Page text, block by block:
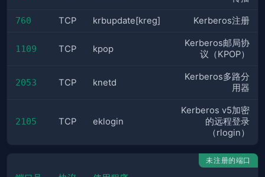
760 TCP krbupdate[kreg] Kerberos注册
1109 TCP kpop
Kerberos邮局协
议（KPOP）
2053 TCP knetd
Kerberos多路分
用器
2105 TCP eklogin
Kerberos v5加密
的远程登录
（rlogin）
未注册的端口